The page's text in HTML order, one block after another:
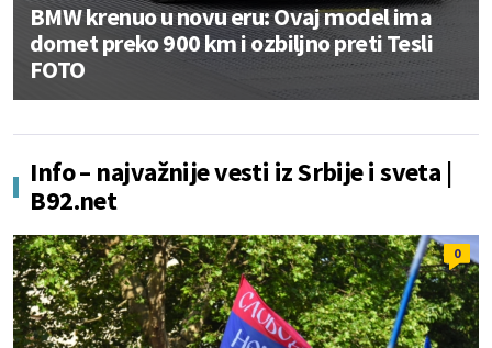
BMW krenuo u novu eru: Ovaj model ima
domet preko 900 km i ozbiljno preti Tesli
FOTO
Info – najvažnije vesti iz Srbije i sveta |
B92.net
0